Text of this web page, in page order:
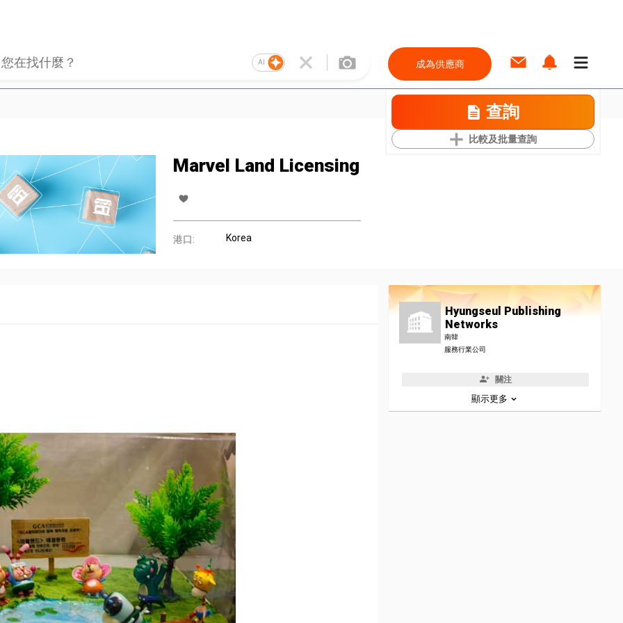
AI 成為供應商
查詢
比較及批量查詢
Marvel Land Licensing
港口: Korea
Hyungseul Publishing
Networks
南韓
服務行業公司
關注
顯示更多